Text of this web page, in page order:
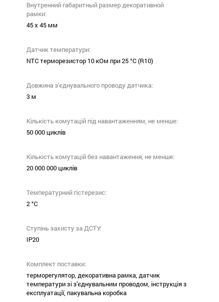
Внутренний габаритный размер декоративной
рамки:
45 х 45 мм
Датчик температури:
NTC терморезистор 10 кОм при 25 °С (R10)
Довжина з'єднувального проводу датчика:
3 м
Кількість комутацій під навантаженням, не менше:
50 000 циклів
Кількість комутацій без навантаження, не менше:
20 000 000 циклів
Температурний гістерезис:
2 °С
Ступінь захисту за ДСТУ:
ІР20
Комплект поставки:
терморегулятор, декоративна рамка, датчик
температури зі з'єднувальним проводом, інструкція з
експлуатації, пакувальна коробка